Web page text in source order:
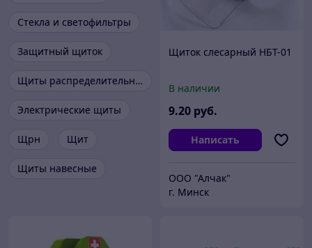
Стекла и светофильтры
Защитный щиток
Щиты распределительные
Электрические щиты
Щрн Щит
Щиты навесные
Щиток слесарный НБТ-01
В наличии
9.20 руб.
Написать
ООО "Алчак"
г. Минск